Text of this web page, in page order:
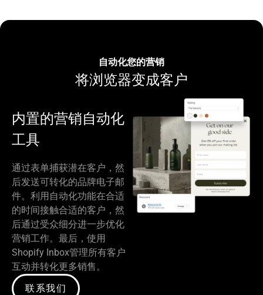
自动化您的营销
将浏览器变成客户
内置的营销自动化
工具
通过表单捕获潜在客户，然
后发送可转化的品牌电子邮
件。利用自动化功能在合适
的时间接触合适的客户，然
后通过受众细分进一步优化
营销工作。最后，使用
Shopify Inbox管理所有客户
互动并转化更多销售。
联系我们